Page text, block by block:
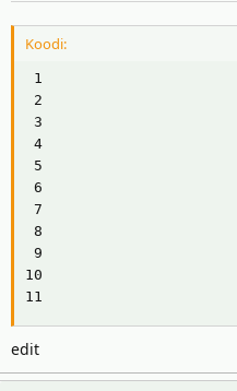
Koodi:
1
2
3
4
5
6
7
8
9
10
11
edit